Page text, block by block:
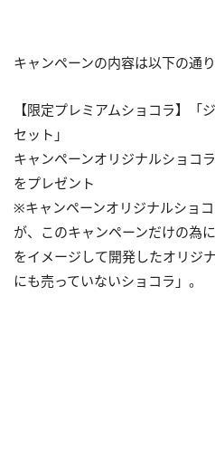
キャンペーンの内容は以下の通り
【限定プレミアムショコラ】「
セット」
キャンペーンオリジナルショコ
をプレゼント
※キャンペーンオリジナルショ
が、このキャンペーンだけの為
をイメージして開発したオリジ
にも売っていないショコラ」。